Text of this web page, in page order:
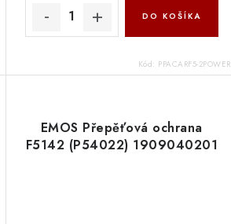
DO KOŠÍKA
Kód: PPACARF5-2POWER
EMOS Přepěťová ochrana
F5142 (P54022) 1909040201